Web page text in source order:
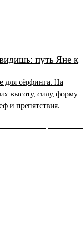
путь Яне к
для сёрфинга. На
высоту, силу, форму.
и препятствия.